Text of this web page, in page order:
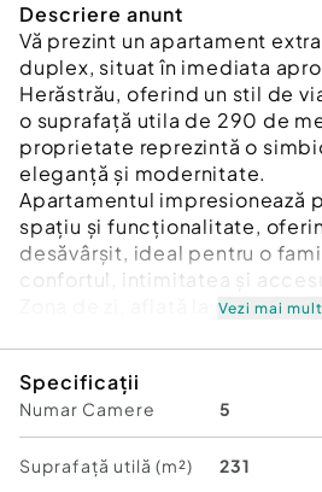
Descriere anunt
Vă prezint un apartament
duplex, situat în imediata
Herăstrău, oferind un stil de
o suprafață utila de 290 de
proprietate reprezintă o
eleganță și modernitate.
Apartamentul impresionează
spațiu și funcționalitate,
desăvârșit, ideal pentru o
confortul, intimitatea și
Zona de zi, aflată la nivelul
terasă superbă de 52 mp,
momente de relaxare sau
timp ce la nivelul superior se
dormitoare spațioase,
Vezi mai mult
Specificații
Numar Camere 5
Suprafață utilă (m²) 231